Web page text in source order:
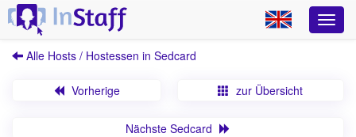
Alle Hosts / Hostessen in Sedcard
Vorherige zur Übersicht
Nächste Sedcard